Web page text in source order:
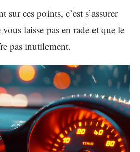
ces points, c’est s’assurer
laisse pas en rade et que le
pas inutilement.